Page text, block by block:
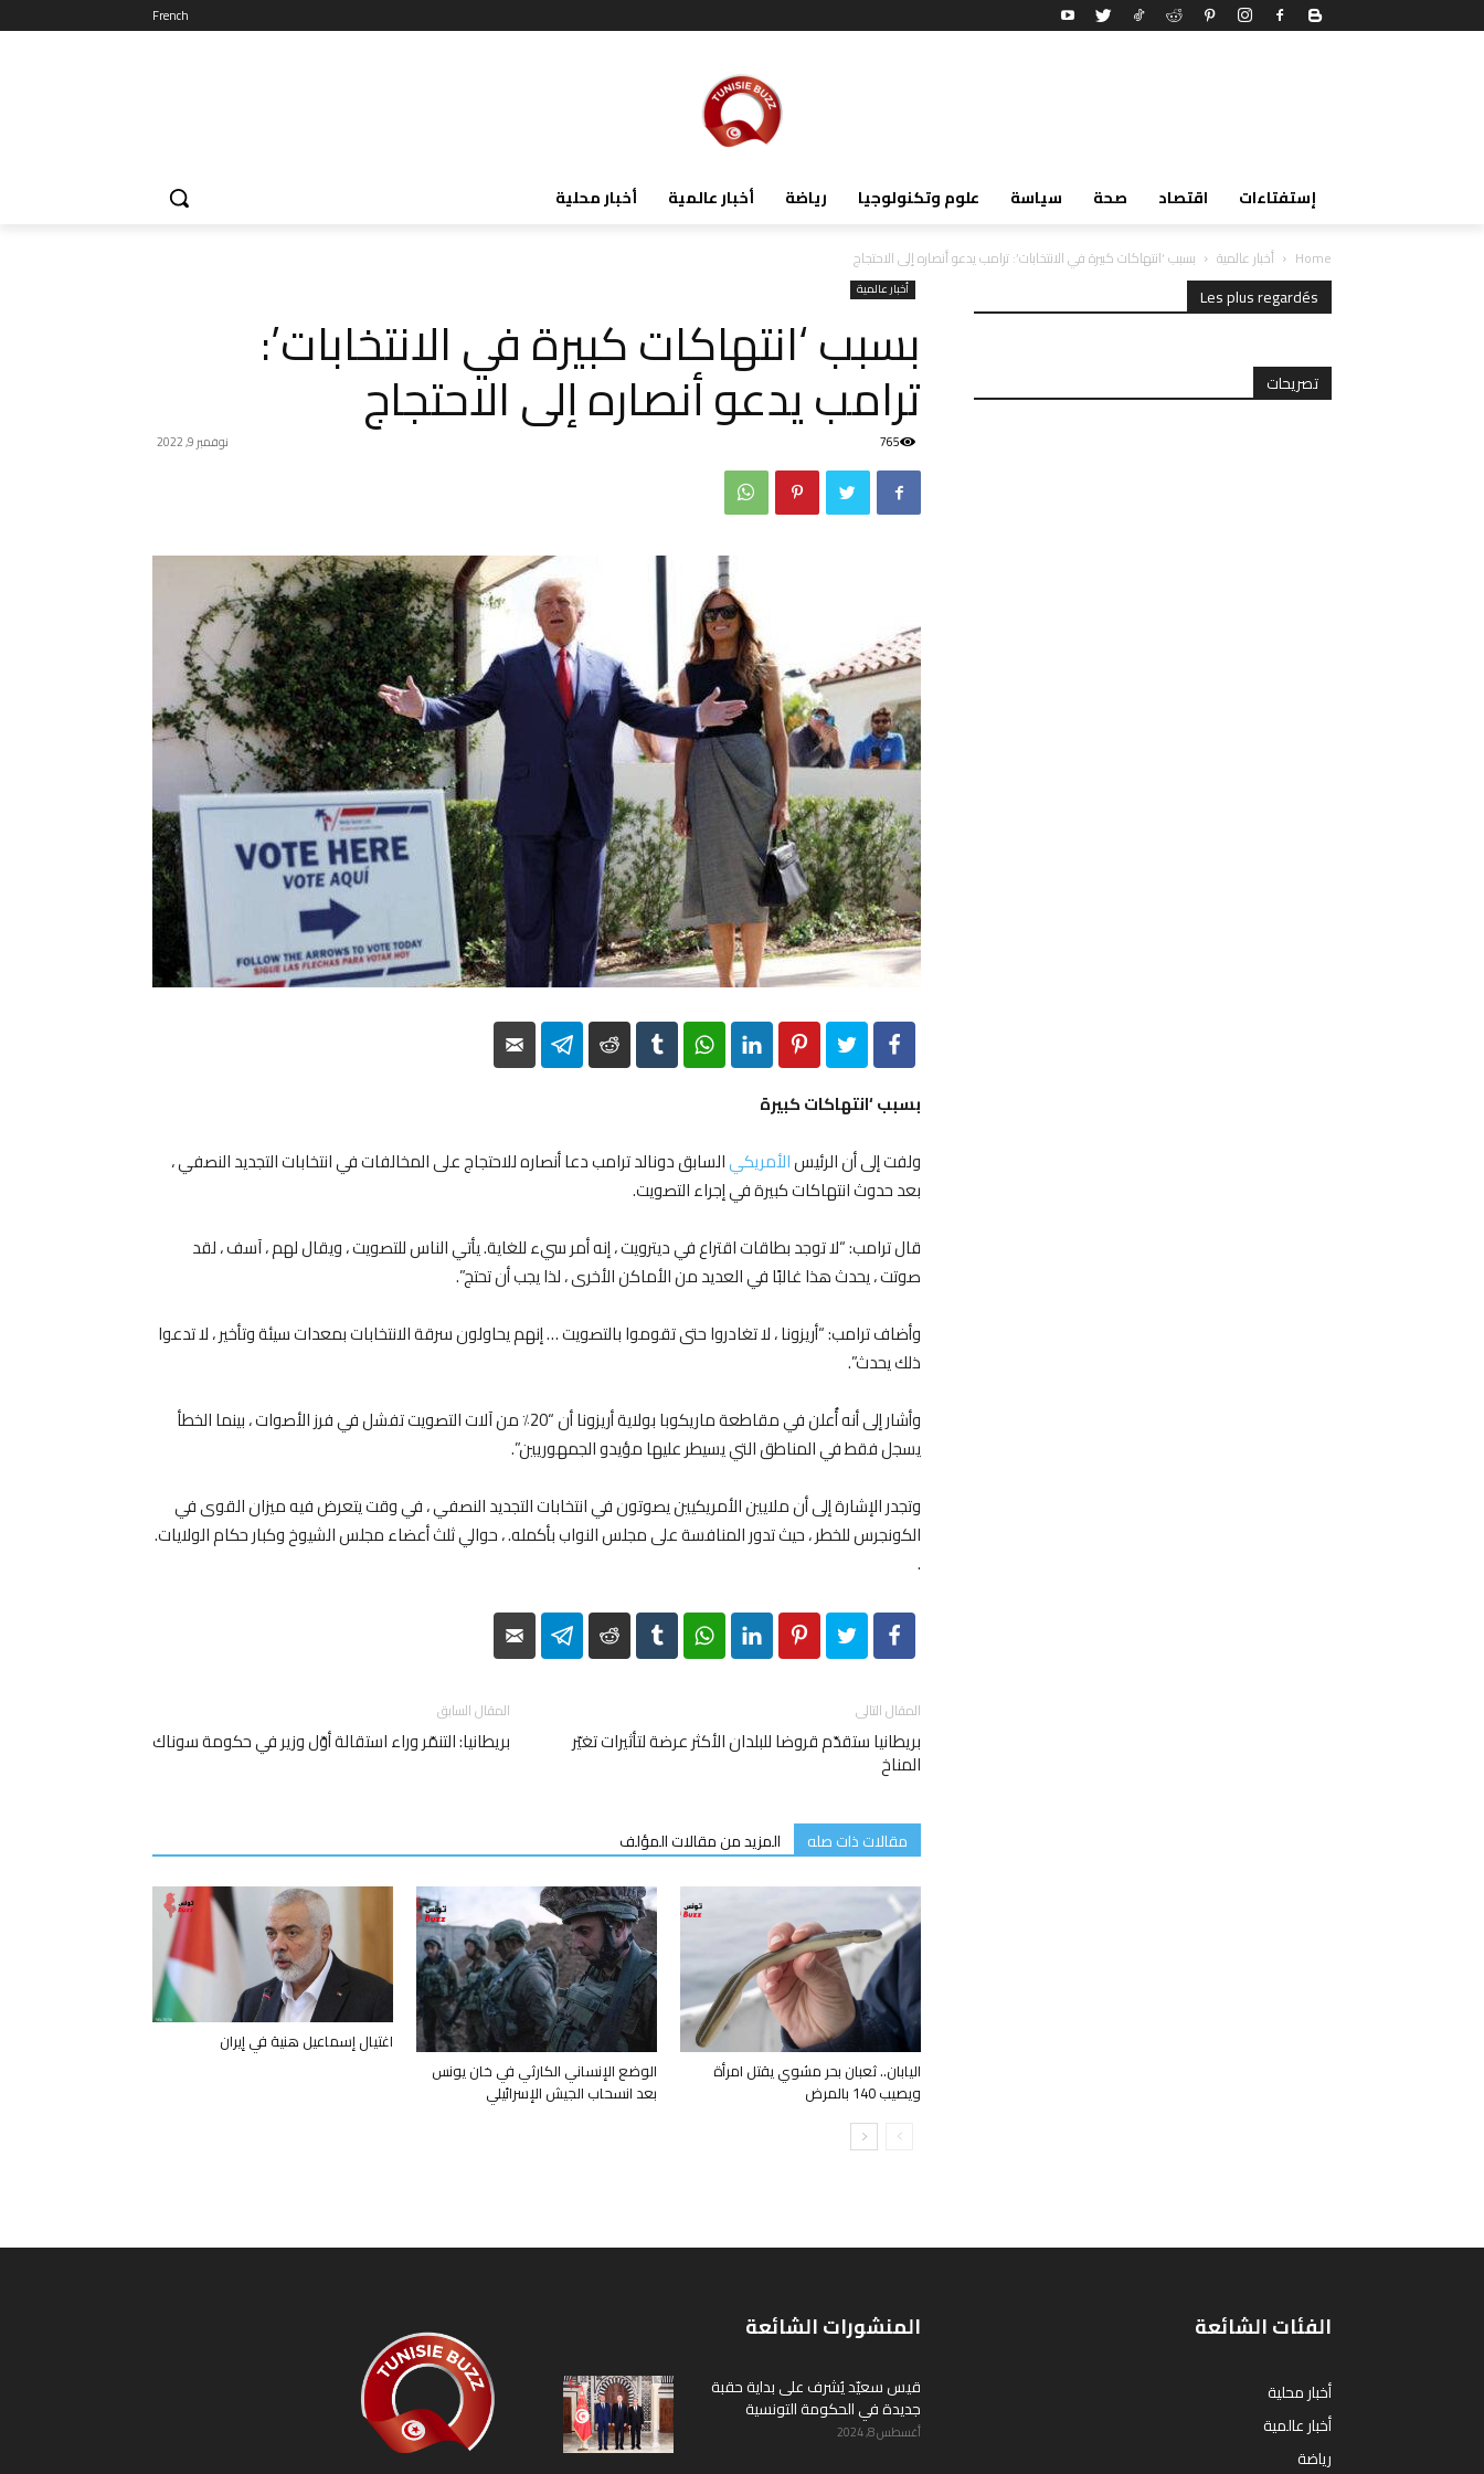
French
أخبار محلية أخبار عالمية رياضة علوم وتكنولوجيا سياسة صحة اقتصاد إستفتاءات
Home أخبار عالمية بسبب ‘انتهاكات كبيرة في الانتخابات’: ترامب يدعو أنصاره إلى الاحتجاج
أخبار عالمية
بسبب ‘انتهاكات كبيرة في الانتخابات’:
ترامب يدعو أنصاره إلى الاحتجاج
نوفمبر 9, 2022 765
Facebook
Twitter
Pinterest
LinkedIn
WhatsApp
Tumblr
Reddit
Telegram
بسبب ‘انتهاكات كبيرة
ولفت إلى أن الرئيسالأمريكيالسابق دونالد ترامب دعا أنصاره للاحتجاج على المخالفات في انتخابات التجديد النصفي ،
بعد حدوث انتهاكات كبيرة في إجراء التصويت.
قال ترامب: “لا توجد بطاقات اقتراع في ديترويت ، إنه أمر سيء للغاية. يأتي الناس للتصويت ، ويقال لهم ، آسف ، لقد
صوتت ، يحدث هذا غالبًا في العديد من الأماكن الأخرى ، لذا يجب أن تحتج”.
وأضاف ترامب: “أريزونا ، لا تغادروا حتى تقوموا بالتصويت … إنهم يحاولون سرقة الانتخابات بمعدات سيئة وتأخير ، لا تدعوا
ذلك يحدث”.
وأشار إلى أنه أُعلن في مقاطعة ماريكوبا بولاية أريزونا أن “20٪ من آلات التصويت تفشل في فرز الأصوات ، بينما الخطأ
يسجل فقط في المناطق التي يسيطر عليها مؤيدو الجمهوريين”.
وتجدر الإشارة إلى أن ملايين الأمريكيين يصوتون في انتخابات التجديد النصفي ، في وقت يتعرض فيه ميزان القوى في
الكونجرس للخطر ، حيث تدور المنافسة على مجلس النواب بأكمله. ، حوالي ثلث أعضاء مجلس الشيوخ وكبار حكام الولايات.
.
Facebook
Twitter
Pinterest
LinkedIn
WhatsApp
Tumblr
Reddit
Telegram
المقال السابق
بريطانيا: التنمّر وراء استقالة أوّل وزير في حكومة سوناك
المقال التالى
بريطانيا ستقدّم قروضا للبلدان الأكثر عرضة لتأثيرات تغيّر
المناخ
مقالات ذات صله المزيد من مقالات المؤلف
اغتيال إسماعيل هنية في إيران
الوضع الإنساني الكارثي في خان يونس
بعد انسحاب الجيش الإسرائيلي
اليابان.. ثعبان بحر مشوي يقتل امرأة
ويصيب 140 بالمرض
Les plus regardés
تصريحات
المنشورات الشائعة
قيس سعيّد يُشرف على بداية حقبة
جديدة في الحكومة التونسية
أغسطس 8, 2024
الفئات الشائعة
أخبار محلية
أخبار عالمية
رياضة